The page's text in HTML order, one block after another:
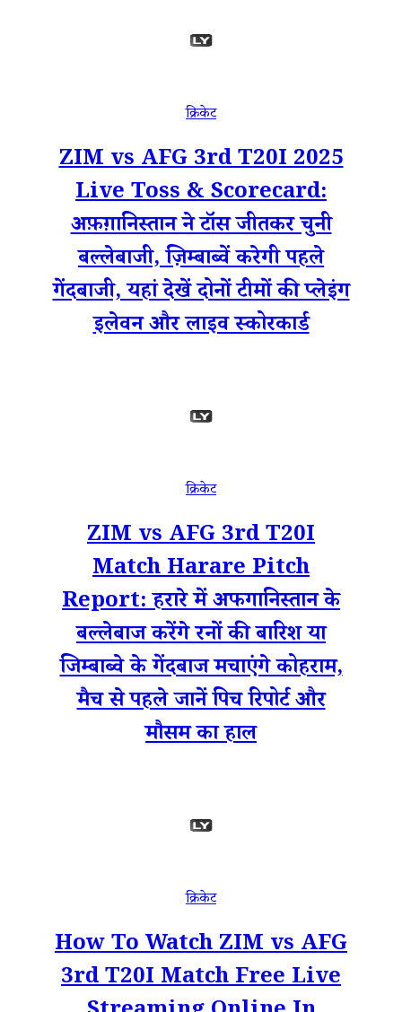
क्रिकेट
ZIM vs AFG 3rd T20I 2025
Live Toss & Scorecard:
अफ़ग़ानिस्तान ने टॉस जीतकर चुनी
बल्लेबाजी, ज़िम्बाब्वें करेगी पहले
गेंदबाजी, यहां देखें दोनों टीमों की प्लेइंग
इलेवन और लाइव स्कोरकार्ड
क्रिकेट
ZIM vs AFG 3rd T20I
Match Harare Pitch
Report: हरारे में अफगानिस्तान के
बल्लेबाज करेंगे रनों की बारिश या
जिम्बाब्वे के गेंदबाज मचाएंगे कोहराम,
मैच से पहले जानें पिच रिपोर्ट और
मौसम का हाल
क्रिकेट
How To Watch ZIM vs AFG
3rd T20I Match Free Live